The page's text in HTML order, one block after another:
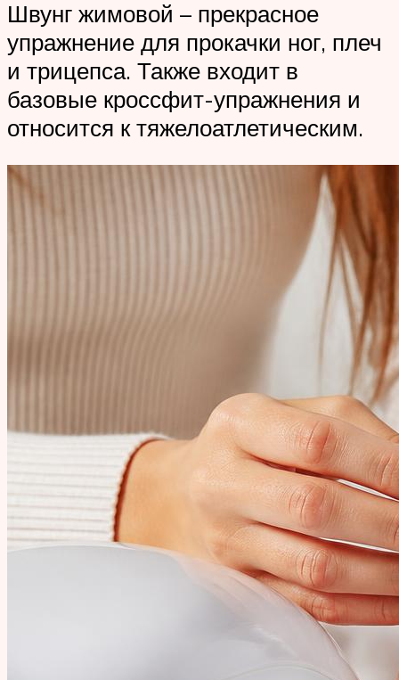
Швунг жимовой – прекрасное
упражнение для прокачки ног, плеч
и трицепса. Также входит в
базовые кроссфит-упражнения и
относится к тяжелоатлетическим.